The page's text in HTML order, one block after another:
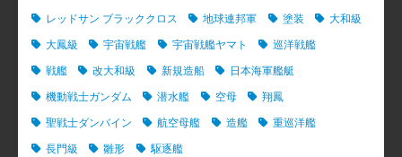
レッドサン ブラッククロス
地球連邦軍 塗装
大和級
大鳳級
宇宙戦艦 宇宙戦艦ヤマト
巡洋戦艦
戦艦
改大和級 新規造船
日本海軍艦艇
機動戦士ガンダム
潜水艦 空母
翔鳳
聖戦士ダンバイン
航空母艦 造艦
重巡洋艦
長門級
雛形 駆逐艦